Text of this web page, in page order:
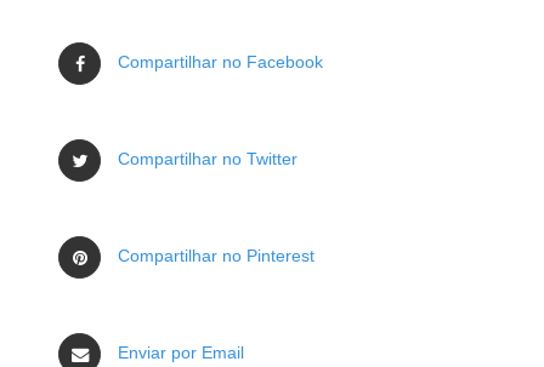
Compartilhar no Facebook
Compartilhar no Twitter
Compartilhar no Pinterest
Enviar por Email